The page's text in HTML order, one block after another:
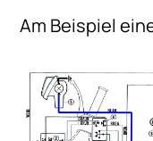
Am Beispiel